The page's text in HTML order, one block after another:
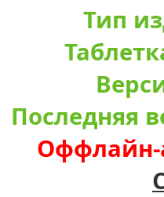
Тип
Последняя
Оффлайн-